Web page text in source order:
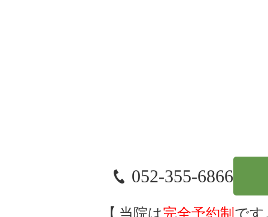
052-355-6866
当院は完全予約制 です